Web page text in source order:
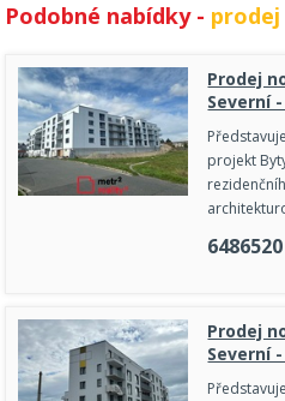
Podobné nabídky -
Prodej
Severní
projekt
6486520
Prodej
Severní -